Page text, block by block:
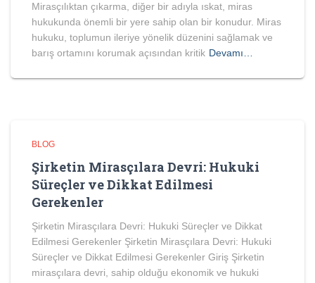
Mirasçılıktan çıkarma, diğer bir adıyla ıskat, miras
hukukunda önemli bir yere sahip olan bir konudur. Miras
hukuku, toplumun ileriye yönelik düzenini sağlamak ve
barış ortamını korumak açısından kritik Devamı…
BLOG
Şirketin Mirasçılara Devri: Hukuki
Süreçler ve Dikkat Edilmesi
Gerekenler
Şirketin Mirasçılara Devri: Hukuki Süreçler ve Dikkat
Edilmesi Gerekenler Şirketin Mirasçılara Devri: Hukuki
Süreçler ve Dikkat Edilmesi Gerekenler Giriş Şirketin
mirasçılara devri, sahip olduğu ekonomik ve hukuki